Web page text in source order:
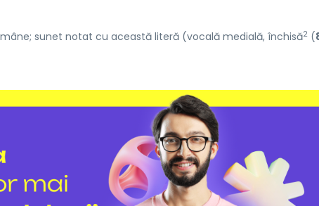
sunet notat cu această literă (vocală medială, închisă2 (